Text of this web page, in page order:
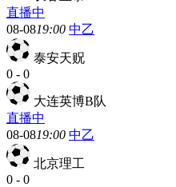
直播中
08-0819:00 中乙
泰安天贶
0 - 0
大连英博B队
直播中
08-0819:00 中乙
北京理工
0 - 0